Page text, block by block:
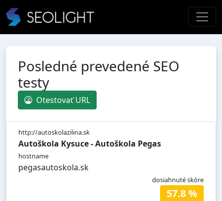
Posledné prevedené SEO
testy
Otestovať URL
http://autoskolazilina.sk
Autoškola Kysuce - Autoškola Pegas
hostname
pegasautoskola.sk
dosiahnuté skóre
57.8 %